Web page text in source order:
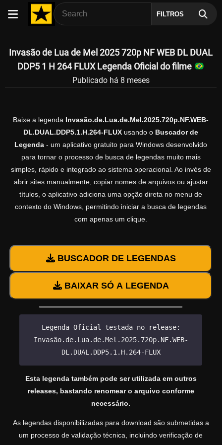
FILTROS
Invasão de Lua de Mel 2025 720p NF WEB DL DUAL
DDP5 1 H 264 FLUX Legenda Oficial do filme
Publicado há 8 meses
Baixe a legenda Invasão.de.Lua.de.Mel.2025.720p.NF.WEB-
DL.DUAL.DDP5.1.H.264-FLUX usando o Buscador de
Legenda - um aplicativo gratuito para Windows desenvolvido
para tornar o processo de busca de legendas muito mais
simples, rápido e integrado ao sistema operacional. Ao invés de
abrir sites manualmente, copiar nomes de arquivos ou ajustar
títulos, o aplicativo adiciona uma opção direta no menu de
contexto do Windows, permitindo iniciar a busca de legendas
com apenas um clique.
BUSCADOR DE LEGENDAS
BAIXAR SÓ A LEGENDA
Legenda Oficial testada no release:
Invasão.de.Lua.de.Mel.2025.720p.NF.WEB-
DL.DUAL.DDP5.1.H.264-FLUX
Esta legenda também pode ser utilizada em outros
releases, bastando renomear o arquivo conforme
necessário.
As legendas disponibilizadas para download são submetidas a
um processo de validação técnica, incluindo verificação de